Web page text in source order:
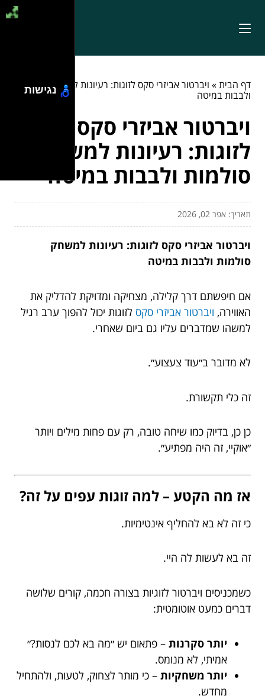
דף הבית» ויברטור אביזרי סקס לזוגות: רעיונות למשחק סולמות
ולבבות במיטה
ויברטור אביזרי סקס
לזוגות: רעיונות למשחק
סולמות ולבבות במיטה
תאריך: אפר 02, 2026
ויברטור אביזרי סקס לזוגות: רעיונות למשחק
סולמות ולבבות במיטה
אם חיפשתם דרך קלילה, מצחיקה ומדויקת להדליק את
האווירה, ויברטור אביזרי סקס לזוגות יכול להפוך ערב רגיל
למשהו שמדברים עליו גם ביום שאחרי.
לא מדובר ב״עוד צעצוע״.
זה כלי תקשורת.
כן כן, בדיוק כמו שיחה טובה, רק עם פחות מילים ויותר
״אוקיי, זה היה מפתיע״.
אז מה הקטע – למה זוגות עפים על זה?
כי זה לא בא להחליף אינטימיות.
זה בא לעשות לה היי.
כשמכניסים ויברטור לזוגיות בצורה חכמה, קורים שלושה
דברים כמעט אוטומטית:
יותר סקרנות – פתאום יש ״מה בא לכם לנסות?״
אמיתי, לא מנומס.
יותר משחקיות – כי מותר לצחוק, לטעות, ולהתחיל
מחדש.
נגישות